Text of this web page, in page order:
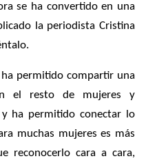
se ha convertido en una
la periodista Cristina
permitido compartir una
el resto de mujeres y
ha permitido conectar lo
muchas mujeres es más
reconocerlo cara a cara,